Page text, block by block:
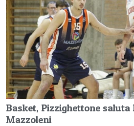
Basket, Pizzighettone saluta
Mazzoleni